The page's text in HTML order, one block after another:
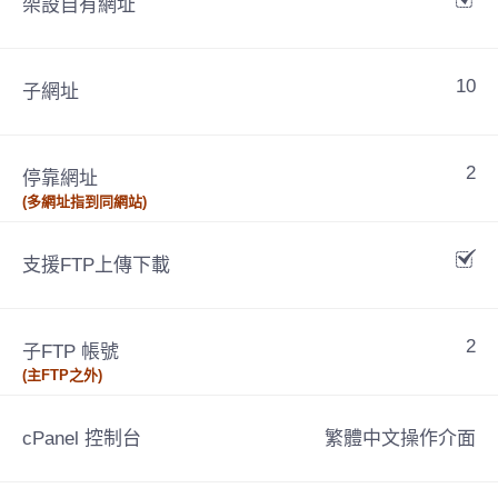
架設自有網址
子網址 10
停靠網址
(多網址指到同網站)
2
支援FTP上傳下載
子FTP 帳號
(主FTP之外)
2
cPanel 控制台 繁體中文操作介面